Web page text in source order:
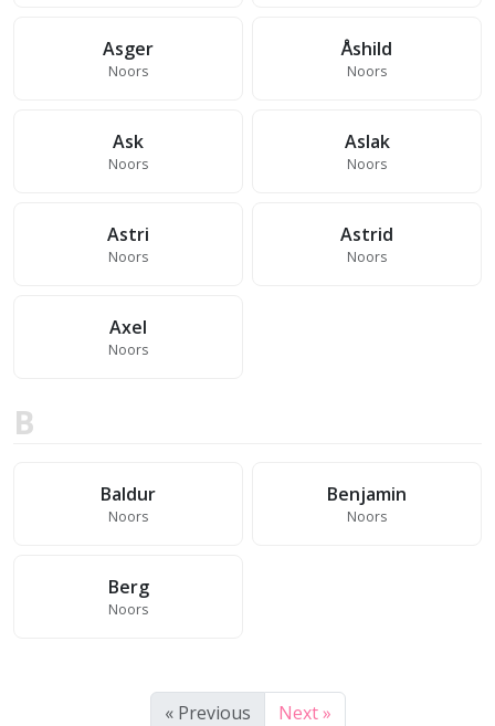
Asger
Noors
Åshild
Noors
Ask
Noors
Aslak
Noors
Astri
Noors
Astrid
Noors
Axel
Noors
B
Baldur
Noors
Benjamin
Noors
Berg
Noors
« Previous Next »